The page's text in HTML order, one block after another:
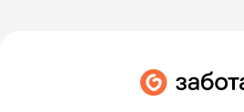
Бесплатный вебинар
На сколько реально